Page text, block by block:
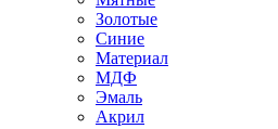
Золотые
Синие
Материал
МДФ
Эмаль
Акрил